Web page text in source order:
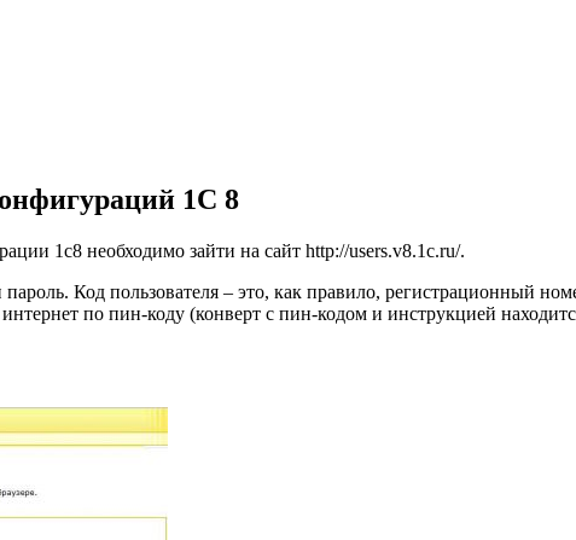
1С 8
1с8 необходимо зайти на сайт http://users.v8.1c.ru/.
Код пользователя – это, как правило, регистрационный
по пин-коду (конверт с пин-кодом и инструкцией